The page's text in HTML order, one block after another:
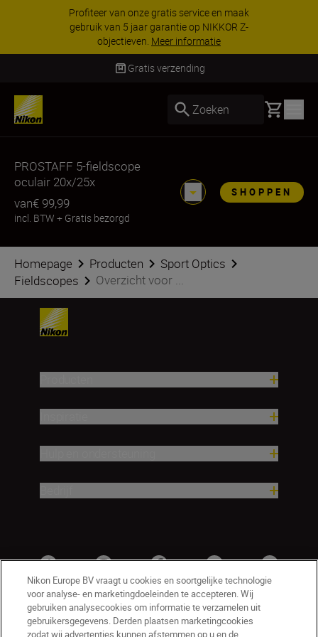
Profiteer van onze gratis service en maak
gebruik van 5 jaar garantie op NIKKOR Z-
objectieven. Meer informatie
Gratis verzending
Zoeken Basket
PROSTAFF 5-fieldscope
oculair 20x/25x
van€ 99,99
incl. BTW + Gratis bezorgd
SHOPPEN
Homepage Producten
Sport Optics
Fieldscopes
Overzicht voor ...
Nikon Europe BV vraagt u cookies en soortgelijke technologie
voor analyse- en marketingdoeleinden te accepteren. Wij
gebruiken analysecookies om informatie te verzamelen uit
gebruikersgegevens. Derden plaatsen marketingcookies
zodat wij advertenties kunnen afstemmen op u en de